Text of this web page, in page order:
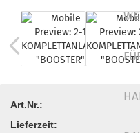
Art.Nr.:
Lieferzeit: